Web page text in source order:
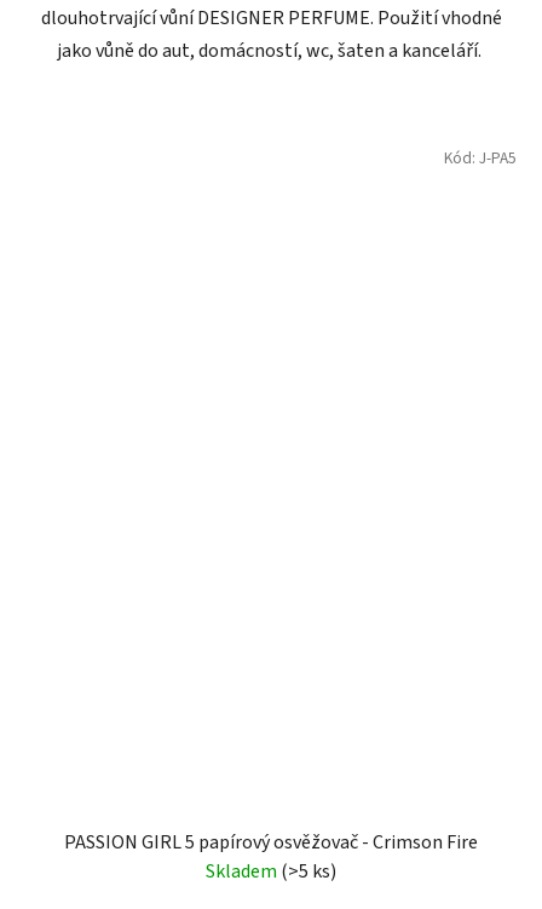
dlouhotrvající vůní DESIGNER PERFUME. Použití vhodné
jako vůně do aut, domácností, wc, šaten a kanceláří.
PASSION GIRL 5 papírový osvěžovač - Crimson Fire
Skladem (>5 ks)
Kód: J-PA5